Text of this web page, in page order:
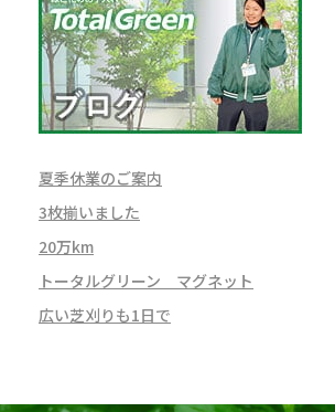
夏季休業のご案内
3枚揃いました
20万km
トータルグリーン マグネット
広い芝刈りも1日で